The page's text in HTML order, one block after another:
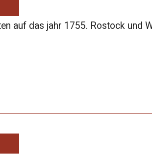
auf das jahr 1755. Rostock und